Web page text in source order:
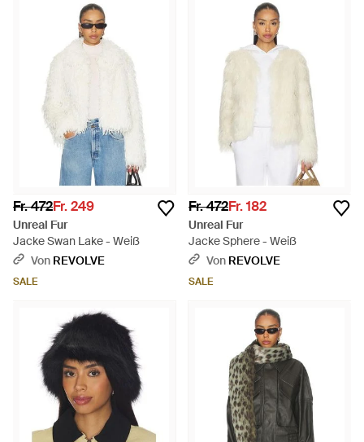
Fr. 472Fr. 249
Unreal Fur
Jacke Swan Lake - Weiß
Von REVOLVE
SALE
Fr. 472Fr. 182
Unreal Fur
Jacke Sphere - Weiß
Von REVOLVE
SALE